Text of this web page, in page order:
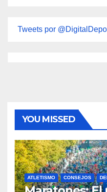
Tweets por
YOU MISSED
ATLETISMO CONSEJOS